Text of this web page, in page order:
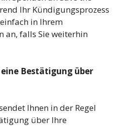
Ihr Kündigungsprozess
in Ihrem
an, falls Sie weiterhin
Bestätigung über
Ihnen in der Regel
über Ihre